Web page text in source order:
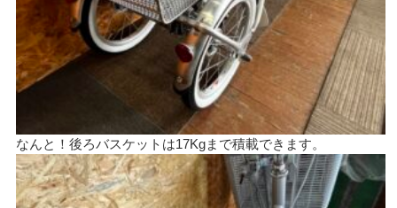
なんと！後ろバスケットは17Kgまで積載できます。